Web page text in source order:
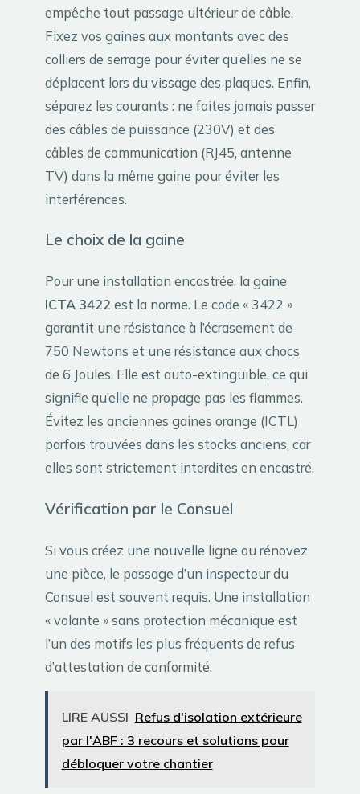
empêche tout passage ultérieur de câble.
Fixez vos gaines aux montants avec des
colliers de serrage pour éviter qu’elles ne se
déplacent lors du vissage des plaques. Enfin,
séparez les courants : ne faites jamais passer
des câbles de puissance (230V) et des
câbles de communication (RJ45, antenne
TV) dans la même gaine pour éviter les
interférences.
Le choix de la gaine
Pour une installation encastrée, la gaine
ICTA 3422 est la norme. Le code « 3422 »
garantit une résistance à l’écrasement de
750 Newtons et une résistance aux chocs
de 6 Joules. Elle est auto-extinguible, ce qui
signifie qu’elle ne propage pas les flammes.
Évitez les anciennes gaines orange (ICTL)
parfois trouvées dans les stocks anciens, car
elles sont strictement interdites en encastré.
Vérification par le Consuel
Si vous créez une nouvelle ligne ou rénovez
une pièce, le passage d’un inspecteur du
Consuel est souvent requis. Une installation
« volante » sans protection mécanique est
l’un des motifs les plus fréquents de refus
d’attestation de conformité.
LIRE AUSSI Refus d'isolation extérieure
par l'ABF : 3 recours et solutions pour
débloquer votre chantier